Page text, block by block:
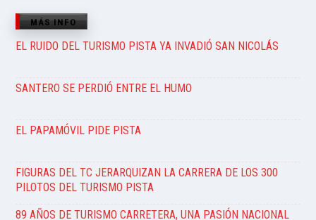
MÁS INFO
EL RUIDO DEL TURISMO PISTA YA INVADIÓ SAN NICOLÁS
SANTERO SE PERDIÓ ENTRE EL HUMO
EL PAPAMÓVIL PIDE PISTA
FIGURAS DEL TC JERARQUIZAN LA CARRERA DE LOS 300
PILOTOS DEL TURISMO PISTA
89 AÑOS DE TURISMO CARRETERA, UNA PASIÓN NACIONAL